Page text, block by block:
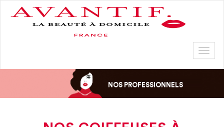
NOS PROFESSIONNELS